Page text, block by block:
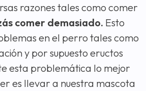
razones tales como comer
comer demasiado. Esto
en el perro tales como
y por supuesto eructos
esta problemática lo mejor
es llevar a nuestra mascota